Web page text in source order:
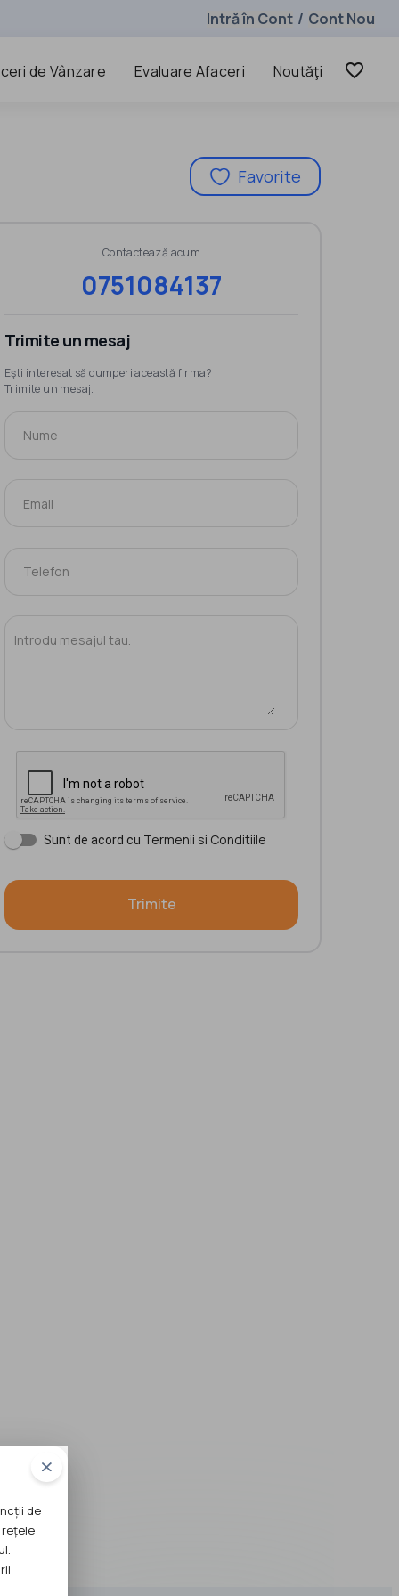
Intră în Cont / Cont Nou
de Vânzare Evaluare Afaceri Noutăţi favorite_border
Favorite
Contactează acum
0751084137
Trimite un mesaj
Eşti interesat să cumperi această firma?
Trimite un mesaj.
Sunt de acord cu Termenii si Conditiile
Trimite
de
rețele